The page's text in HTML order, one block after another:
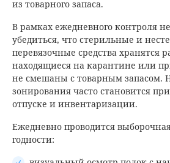
из товарного запаса.
В рамках ежедневного контроля
убедиться, что стерильные и
перевязочные средства хранятся
находящиеся на карантине или
не смешаны с товарным запасом.
зонирования часто становится
отпуске и инвентаризации.
Ежедневно проводится
годности: